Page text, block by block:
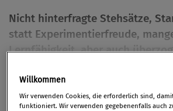
Nicht hinterfragte Stehsätze,
statt Experimentierfreude,
Lernfähigkeit, aber auch
ihren Fehlern lernen, statt den
zementieren. Ein Weckruf.Premium
Willkommen
Wir verwenden Cookies, die erforderlich sind,
funktioniert. Wir verwenden gegebenenfalls auch